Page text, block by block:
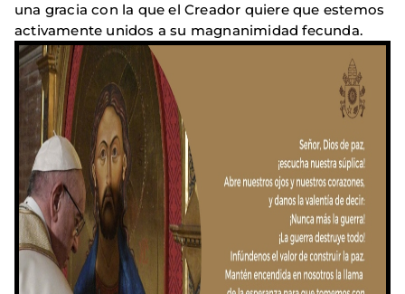
una gracia con la que el Creador quiere que estemos
activamente unidos a su magnanimidad fecunda.